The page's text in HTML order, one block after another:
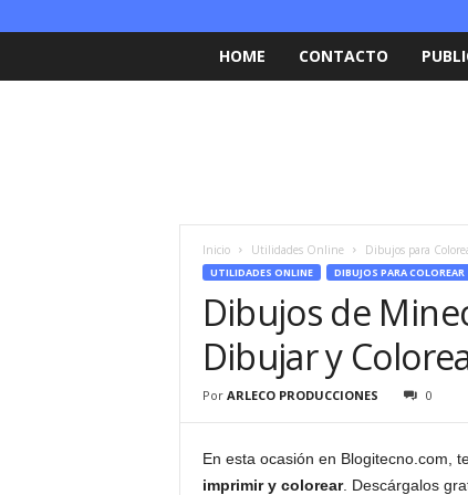
HOME CONTACTO
Inicio Utilidades Online Dibujos para
UTILIDADES ONLINE DIBUJOS PARA COLOREAR
Dibujos de
Dibujar y
Por ARLECO PRODUCCIONES 0
En esta ocasión en Blogitecno.com,
imprimir y colorear. Descárgalos